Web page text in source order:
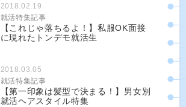
2018.02.19
就活特集記事
【これじゃ落ちるよ！】私服OK面接
に現れたトンデモ就活生
2018.03.05
就活特集記事
【第一印象は髪型で決まる！】男女別
就活ヘアスタイル特集